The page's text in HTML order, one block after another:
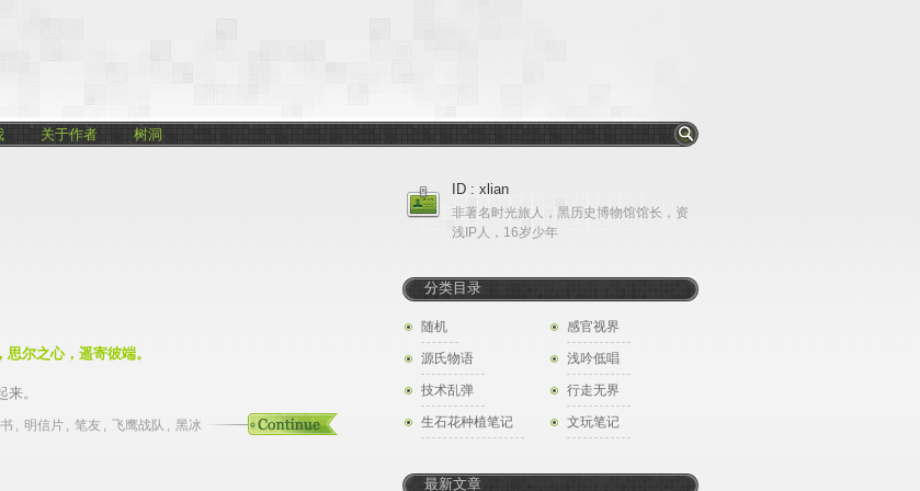
关于作者 树洞
尔之心，遥寄彼端。
。
, 明信片 , 笔友 , 飞鹰战队 , 黑冰
ID : xlian
非著名时光旅人，黑历史博物馆馆长，资
浅IP人，16岁少年
分类目录
随机 感官视界
源氏物语 浅吟低唱
技术乱弹 行走无界
生石花种植笔记 文玩笔记
最新文章